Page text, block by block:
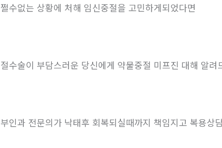
수없는 상황에 처해 임신중절을 고민하게되었다면
수술이 부담스러운 당신에게 약물중절 미프진 대해 알려
인과 전문의가 낙태후 회복되실때까지 책임지고 복용상